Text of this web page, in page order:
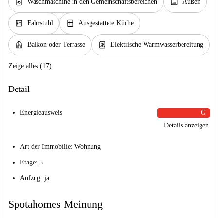
Waschmaschine in den Gemeinschaftsbereichen Außen
elevator Fahrstuhl kitchen Ausgestattete Küche
balcony Balkon oder Terrasse water_heater Elektrische Warmwasserbereitung
Zeige alles (17)
Detail
Energieausweis
G
Details anzeigen
Art der Immobilie: Wohnung
Etage: 5
Aufzug: ja
Spotahomes Meinung